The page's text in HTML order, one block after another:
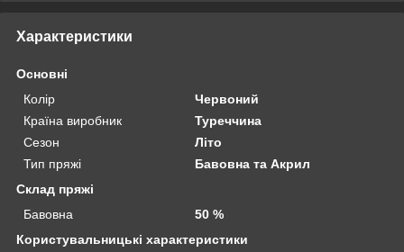
Характеристики
Основні
Колір
Червоний
Країна виробник
Туреччина
Сезон
Літо
Тип пряжі
Бавовна та Акрил
Склад пряжі
Бавовна
50 %
Користувальницькі характеристики